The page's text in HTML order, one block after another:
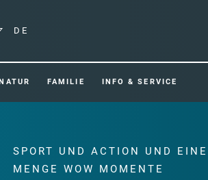
DE
FAMILIE INFO & SERVICE
SPORT UND ACTION UND EINE
MENGE WOW MOMENTE